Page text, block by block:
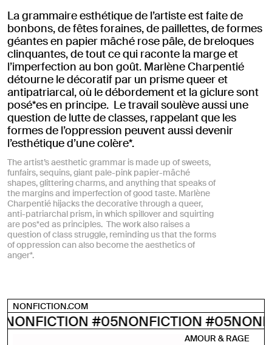
La grammaire esthétique de l’artiste est faite de
bonbons, de fêtes foraines, de paillettes, de formes
géantes en papier mâché rose pâle, de breloques
clinquantes, de tout ce qui raconte la marge et
l’imperfection au bon goût. Marlène Charpentié
détourne le décoratif par un prisme queer et
antipatriarcal, où le débordement et la giclure sont
posé*es en principe. Le travail soulève aussi une
question de lutte de classes, rappelant que les
formes de l’oppression peuvent aussi devenir
l’esthétique d’une colère*.
The artist’s aesthetic grammar is made up of sweets,
funfairs, sequins, giant pale-pink papier-mâché
shapes, glittering charms, and anything that speaks of
the margins and imperfection of good taste. Marlène
Charpentié hijacks the decorative through a queer,
anti-patriarchal prism, in which spillover and squirting
are pos*ed as principles. The work also raises a
question of class struggle, reminding us that the forms
of oppression can also become the aesthetics of
anger*.
NONFICTION.COM
#05NONFICTION #05
AMOUR & RAGE